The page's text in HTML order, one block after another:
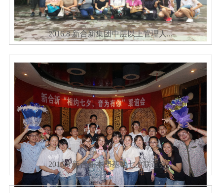
2016.8 新合新集团中层以上管理人...
2016.8 新合新本部基地七夕联谊会...